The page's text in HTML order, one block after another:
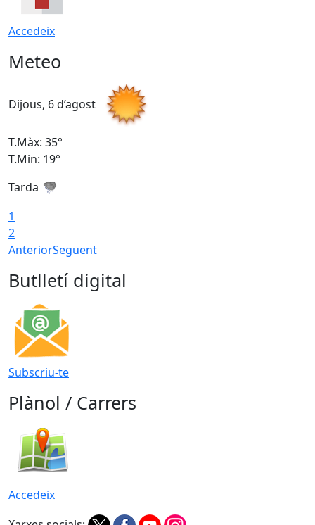
Accedeix
Meteo
Dijous, 6 d’agost
T.Màx: 35°
T.Min: 19°
Tarda
1
2
AnteriorSegüent
Butlletí digital
Subscriu-te
Plànol / Carrers
Accedeix